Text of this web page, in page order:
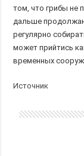
том, что грибы не
дальше
регулярно
может прийтись
временных
Источник